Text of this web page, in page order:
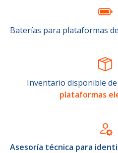
Baterías para plataformas
Inventario disponible de
plataformas
Asesoría técnica para